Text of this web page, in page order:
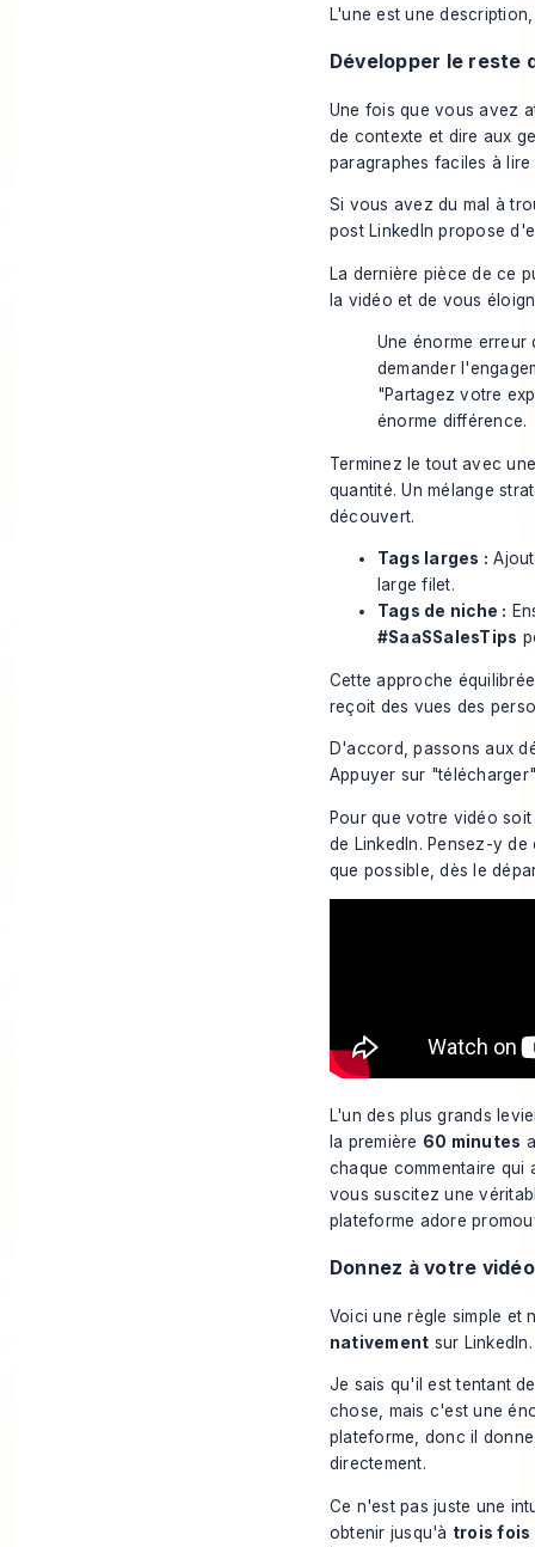
L'une est une
Développer le reste
Une fois que vous avez
de contexte et dire aux
paragraphes faciles à
Si vous avez du mal à
post LinkedIn propose
La dernière pièce de ce
la vidéo et de vous
Une énorme erreur
demander
"Partagez votre
énorme différence.
Terminez le tout avec
quantité. Un mélange
découvert.
Tags larges :
large filet.
Tags de niche :
#SaaSSalesTips
Cette approche
reçoit des vues des
D'accord, passons aux
Appuyer sur
Pour que votre vidéo
de LinkedIn. Pensez-y
que possible, dès le
L'un des plus grands
la première 60 minutes
chaque commentaire qui
vous suscitez une
plateforme adore
Donnez à votre
Voici une règle simple et
nativement sur LinkedIn.
Je sais qu'il est tentant
chose, mais c'est une
plateforme, donc il
directement.
Ce n'est pas juste une
obtenir jusqu'à trois fois